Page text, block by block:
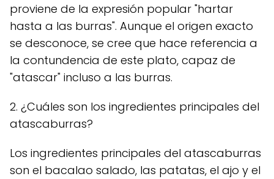
proviene de la expresión popular "hartar
hasta a las burras". Aunque el origen exacto
se desconoce, se cree que hace referencia a
la contundencia de este plato, capaz de
"atascar" incluso a las burras.
2. ¿Cuáles son los ingredientes principales del
atascaburras?
Los ingredientes principales del atascaburras
son el bacalao salado, las patatas, el ajo y el